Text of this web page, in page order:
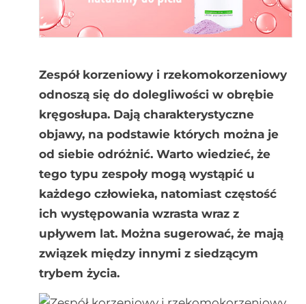
Zespół korzeniowy i rzekomokorzeniowy
odnoszą się do dolegliwości w obrębie
kręgosłupa. Dają charakterystyczne
objawy, na podstawie których można je
od siebie odróżnić. Warto wiedzieć, że
tego typu zespoły mogą wystąpić u
każdego człowieka, natomiast częstość
ich występowania wzrasta wraz z
upływem lat. Można sugerować, że mają
związek między innymi z siedzącym
trybem życia.